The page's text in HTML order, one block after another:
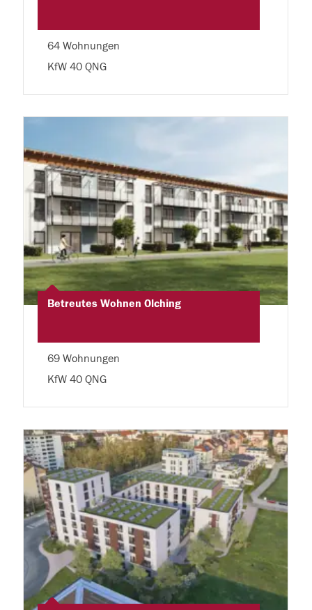
64 Wohnungen
KfW 40 QNG
Betreutes Wohnen Olching
69 Wohnungen
KfW 40 QNG